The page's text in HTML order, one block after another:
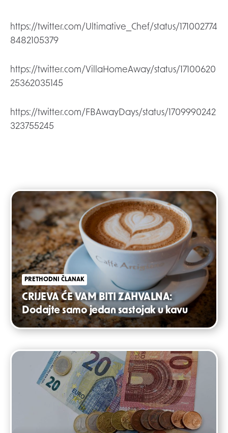
https://twitter.com/Ultimative_Chef/status/171002774
8482105379
https://twitter.com/VillaHomeAway/status/17100620
25362035145
https://twitter.com/FBAwayDays/status/1709990242
323755245
Post
navigation
PRETHODNI ČLANAK
CRIJEVA ĆE VAM BITI ZAHVALNA:
Dodajte samo jedan sastojak u kavu